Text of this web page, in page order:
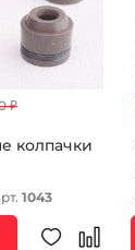
₽
колпачки
1043